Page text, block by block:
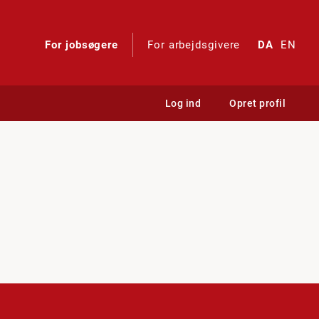
For jobsøgere For arbejdsgivere DA EN
Log ind Opret profil